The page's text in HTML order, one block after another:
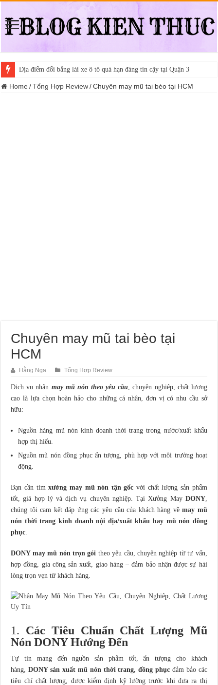
Địa điểm đổi bằng lái xe ô tô quá hạn đáng tin cậy tại Quận 3
Home / Tổng Hợp Review / Chuyên may mũ tai bèo tại HCM
Chuyên may mũ tai bèo tại
HCM
Hằng Nga Tổng Hợp Review
Dịch vụ nhận may mũ nón theo yêu cầu , chuyên nghiệp, chất lượng
cao là lựa chọn hoàn hảo cho những cá nhân, đơn vị có nhu cầu sở
hữu:
Nguồn hàng mũ nón kinh doanh thời trang trong nước/xuất khẩu
hợp thị hiếu.
Nguồn mũ nón đồng phục ấn tượng, phù hợp với môi trường hoạt
động.
Bạn cần tìmxưởng may mũ nón tận gốc với chất lượng sản phẩm
tốt, giá hợp lý và dịch vụ chuyên nghiệp. Tại Xưởng May DONY,
chúng tôi cam kết đáp ứng các yêu cầu của khách hàng vềmay mũ
nón thời trang kinh doanh nội địa/xuất khẩu hay mũ nón đồng
phục
DONY may mũ nón trọn gói theo yêu cầu, chuyên nghiệp từ tư vấn,
hợp đồng, gia công sản xuất, giao hàng – đảm bảo nhận được sự hài
lòng trọn vẹn từ khách hàng.
1. Các Tiêu Chuẩn Chất Lượng Mũ
Nón DONY Hướng Đến
Tự tin mang đến nguồn sản phẩm tốt, ấn tượng cho khách
hàng,DONY sản xuất mũ nón thời trang, đồng phục đảm bảo các
tiêu chí chất lượng, được kiểm định kỹ lưỡng trước khi đưa ra thị